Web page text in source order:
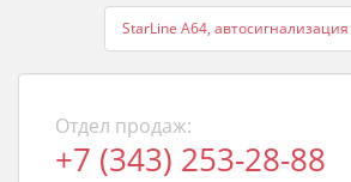
StarLine A64,
Отдел продаж:
+7 (343) 253-28-88